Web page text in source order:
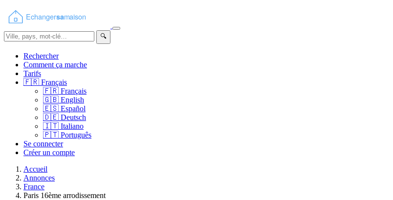
🔍
Rechercher
Comment ça marche
Tarifs
🇫🇷 Français
🇫🇷 Français
🇬🇧 English
🇪🇸 Español
🇩🇪 Deutsch
🇮🇹 Italiano
🇵🇹 Português
Se connecter
Créer un compte
Accueil
Annonces
France
Paris 16ème arrodissement